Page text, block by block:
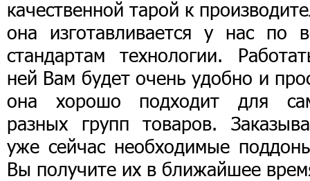
качественной тарой к
она изготавливается у нас по
стандартам технологии.
ней Вам будет очень удобно и
она хорошо подходит для
разных групп товаров.
уже сейчас необходимые
Вы получите их в ближайшее